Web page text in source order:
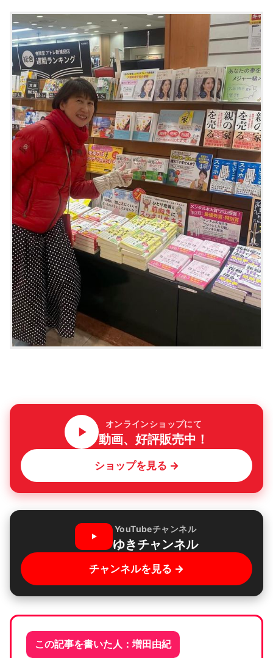
オンラインショップにて
動画、好評販売中！
ショップを見る →
YouTubeチャンネル
ゆきチャンネル
チャンネルを見る →
この記事を書いた人：増田由紀